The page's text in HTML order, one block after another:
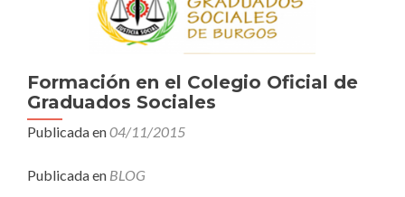
Formación en el Colegio Oficial de
Graduados Sociales
Publicada en04/11/2015
Publicada en BLOG